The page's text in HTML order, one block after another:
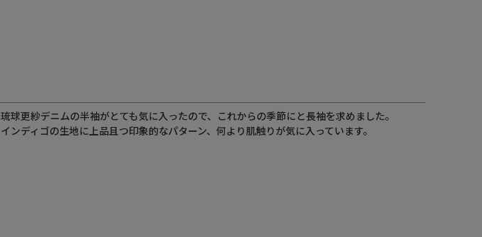
琉球更紗デニムの半袖がとても気に入ったので、これからの季節にと長袖を求めました。
インディゴの生地に上品且つ印象的なパターン、何より肌触りが気に入っています。